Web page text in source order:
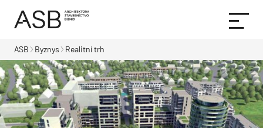
ASB Byznys Realitní trh